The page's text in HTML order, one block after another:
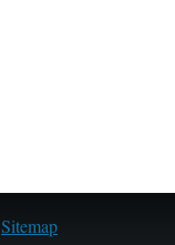
Sitemap